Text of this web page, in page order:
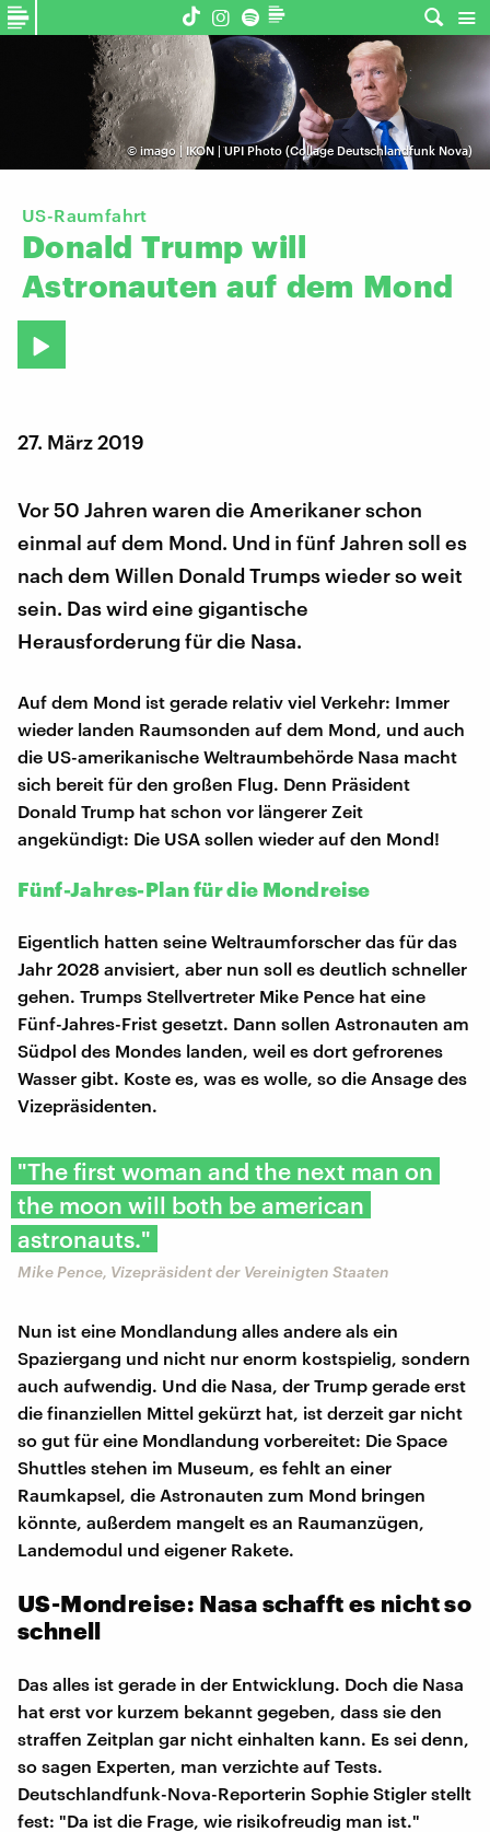
© imago | IKON | UPI Photo (Collage Deutschlandfunk Nova)
US-Raumfahrt
Donald Trump will
Astronauten auf dem Mond
27. März 2019
Vor 50 Jahren waren die Amerikaner schon
einmal auf dem Mond. Und in fünf Jahren soll es
nach dem Willen Donald Trumps wieder so weit
sein. Das wird eine gigantische
Herausforderung für die Nasa.
Auf dem Mond ist gerade relativ viel Verkehr: Immer
wieder landen Raumsonden auf dem Mond, und auch
die US-amerikanische Weltraumbehörde Nasa macht
sich bereit für den großen Flug. Denn Präsident
Donald Trump hat schon vor längerer Zeit
angekündigt: Die USA sollen wieder auf den Mond!
Fünf-Jahres-Plan für die Mondreise
Eigentlich hatten seine Weltraumforscher das für das
Jahr 2028 anvisiert, aber nun soll es deutlich schneller
gehen. Trumps Stellvertreter Mike Pence hat eine
Fünf-Jahres-Frist gesetzt. Dann sollen Astronauten am
Südpol des Mondes landen, weil es dort gefrorenes
Wasser gibt. Koste es, was es wolle, so die Ansage des
Vizepräsidenten.
"The first woman and the next man on
the moon will both be american
astronauts."
Mike Pence, Vizepräsident der Vereinigten Staaten
Nun ist eine Mondlandung alles andere als ein
Spaziergang und nicht nur enorm kostspielig, sondern
auch aufwendig. Und die Nasa, der Trump gerade erst
die finanziellen Mittel gekürzt hat, ist derzeit gar nicht
so gut für eine Mondlandung vorbereitet: Die Space
Shuttles stehen im Museum, es fehlt an einer
Raumkapsel, die Astronauten zum Mond bringen
könnte, außerdem mangelt es an Raumanzügen,
Landemodul und eigener Rakete.
US-Mondreise: Nasa schafft es nicht so
schnell
Das alles ist gerade in der Entwicklung. Doch die Nasa
hat erst vor kurzem bekannt gegeben, dass sie den
straffen Zeitplan gar nicht einhalten kann. Es sei denn,
so sagen Experten, man verzichte auf Tests.
Deutschlandfunk-Nova-Reporterin Sophie Stigler stellt
fest: "Da ist die Frage, wie risikofreudig man ist."